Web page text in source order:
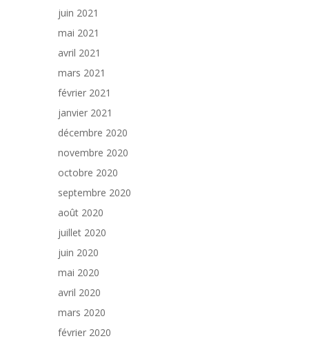
juin 2021
mai 2021
avril 2021
mars 2021
février 2021
janvier 2021
décembre 2020
novembre 2020
octobre 2020
septembre 2020
août 2020
juillet 2020
juin 2020
mai 2020
avril 2020
mars 2020
février 2020